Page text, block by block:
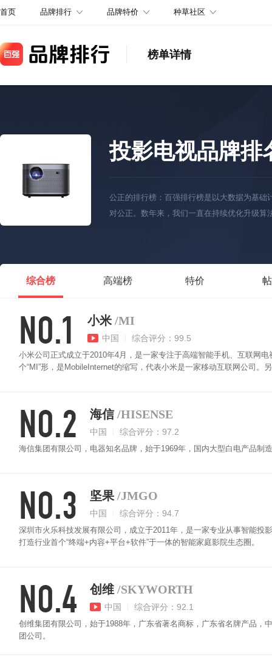
首页 品牌排行 品牌特价 种草社区
榜单详情
投影电视品牌排
公正的排行榜：百强排行榜是以大数据为基
对公正。数年来，我们一直在持续优化升级算
综合榜 高端榜 特价
NO.1 小米 /MI
中国 综合评分：99.5
小米公司正式成立于2010年4月，是一家专注于高端智能手机、互联网
个“MI”形，是MobileInternet的缩写，代表小米是一家移动互联网公司
NO.2 海信 /HISENSE
中国 综合评分：97.2
海信集团有限公司，电器知名品牌，始于1969年，国内大型白电产品
NO.3 坚果 /JMGO
中国 综合评分：94.7
深圳市火乐科技发展有限公司，成立于2011年，是一家专业从事智能
打造行业首个“终端+内容+平台+软件”于一体的智能家庭影院生态圈。
NO.4 创维 /SKYWORTH
中国 综合评分：92.1
创维集团有限公司，始于1988年，广东省著名商标，广东省名牌产品
团公司。